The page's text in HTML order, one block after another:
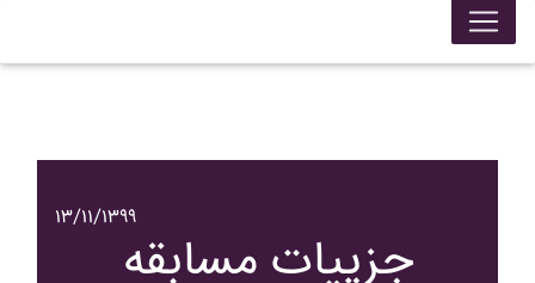
۱۳/۱۱/۱۳۹۹
جزییات مسابقه